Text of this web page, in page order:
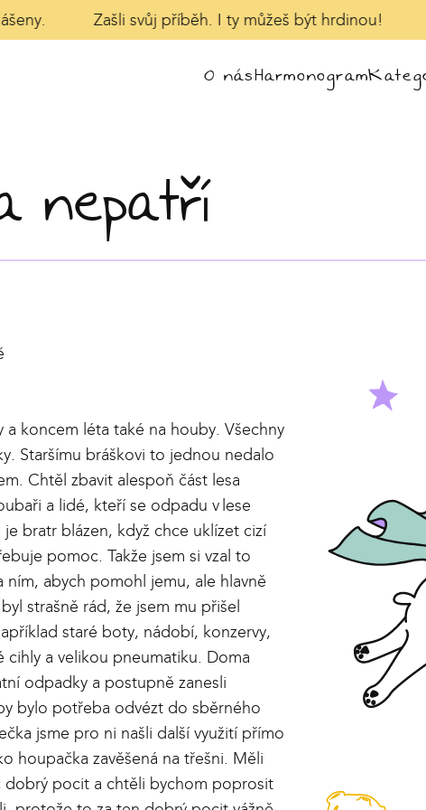
Zašli svůj příběh. I ty můžeš být hrdinou!
O násHarmonogram
nepatří
koncem léta také na houby. Všechny
Staršímu bráškovi to jednou nedalo
Chtěl zbavit alespoň část lesa
a lidé, kteří se odpadu v lese
bratr blázen, když chce uklízet cizí
pomoc. Takže jsem si vzal to
ním, abych pomohl jemu, ale hlavně
strašně rád, že jsem mu přišel
staré boty, nádobí, konzervy,
a velikou pneumatiku. Doma
odpadky a postupně zanesli
bylo potřeba odvézt do sběrného
jsme pro ni našli další využití přímo
houpačka zavěšená na třešni. Měli
dobrý pocit a chtěli bychom poprosit